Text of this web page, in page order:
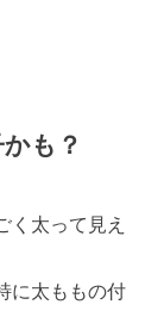
も？
く太って見え
に太ももの付